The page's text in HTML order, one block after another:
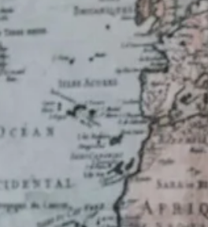
heb.
het prettig is om